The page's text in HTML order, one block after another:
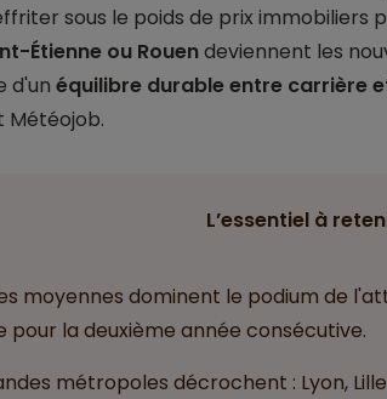
sous le poids de prix immobiliers
Étienne ou Rouendeviennent les
d'un équilibre durable entre carrière
Météojob.
L’essentiel à
moyennes dominent le podium de
pour la deuxième année consécutive.
métropoles décrochent : Lyon,